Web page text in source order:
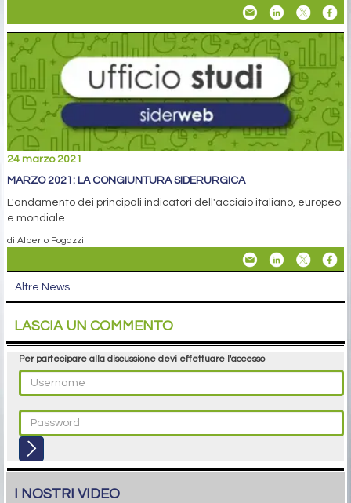
24 marzo 2021
MARZO 2021: LA CONGIUNTURA SIDERURGICA
L'andamento dei principali indicatori dell'acciaio italiano, europeo
e mondiale
di Alberto Fogazzi
Altre News
LASCIA UN COMMENTO
Per partecipare alla discussione devi effettuare l'accesso
I NOSTRI VIDEO